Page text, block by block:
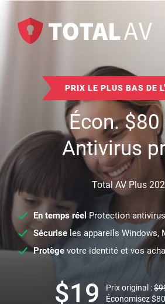
PRIX LE PLUS BAS DE
Écon.$80
Antivirus
Total AV Plus
En temps réel Protection antivirus
Sécuriseles appareils Windows,
Protège votre identité et vos
$19 Prix original :$
Économisez$80